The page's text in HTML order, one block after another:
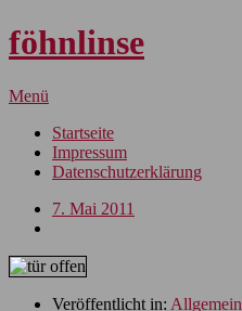
föhnlinse
Menü
Startseite
Impressum
Datenschutzerklärung
7. Mai 2011
Veröffentlicht in: Allgemein